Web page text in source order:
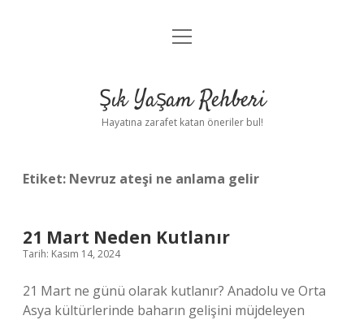
Anasayfa
Yasal Uyarı
menüyü
Şık Yaşam Rehberi
Hayatına zarafet katan öneriler bul!
Etiket: Nevruz ateşi ne anlama gelir
21 Mart Neden Kutlanır
Tarih: Kasım 14, 2024
21 Mart ne günü olarak kutlanır? Anadolu ve Orta
Asya kültürlerinde baharın gelişini müjdeleyen